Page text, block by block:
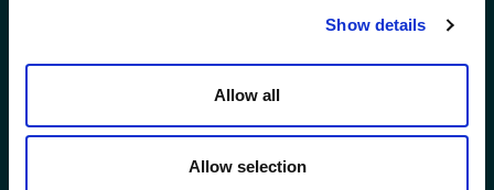
Show details
Allow all
Allow selection
LEGAL AREA